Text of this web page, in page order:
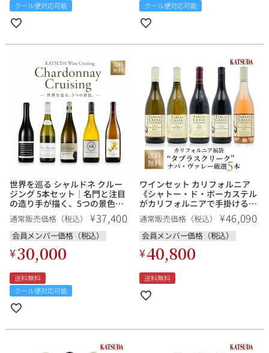
クール便対応可能 クール便対応可能
世界を巡る シャルドネ クルー
ジング 5本セット｜名門と注目
の造り手が描く、5つの景色
【送料無料】
通常販売価格（税込） ¥37,400
会員メンバー価格（税込）
¥30,000
送料無料
クール便対応可能
ワインセット カリフォルニア
《シャトー・ド・ボーカステル
がカリフォルニアで手掛けるロ
ーヌスタイルの先駆者「タブラ
ス・クリーク」上級キュヴェ入
り 厳選5本》福袋 送料無料
通常販売価格（税込） ¥46,090
会員メンバー価格（税込）
¥40,800
送料無料